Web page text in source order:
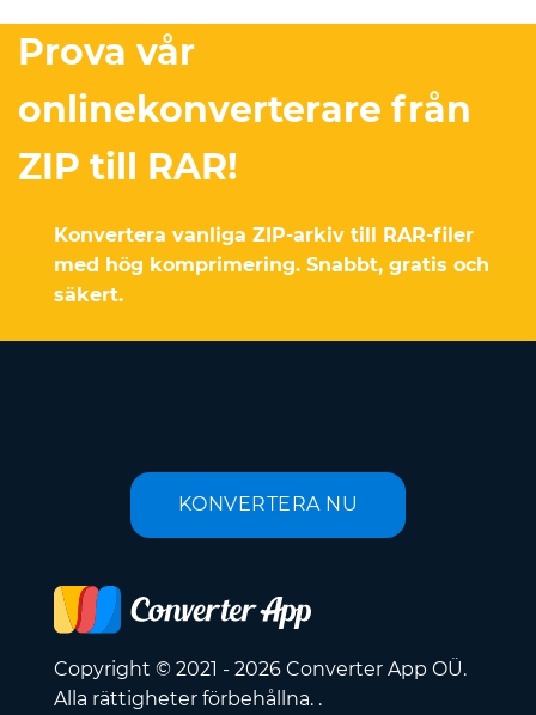
Prova vår
onlinekonverterare från
ZIP till RAR!
Konvertera vanliga ZIP-arkiv till RAR-filer
med hög komprimering. Snabbt, gratis och
säkert.
KONVERTERA NU
Copyright © 2021 - 2026 Converter App OÜ.
Alla rättigheter förbehållna. .